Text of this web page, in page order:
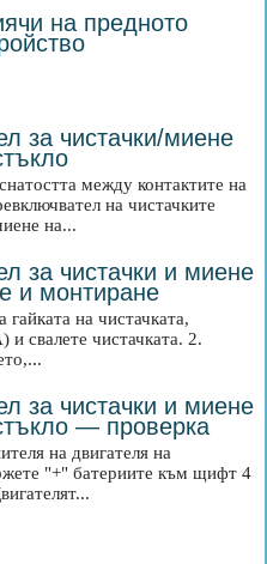
на предното
за чистачки/миене
между контактите на
на чистачките
на...
за чистачки и миене
и монтиране
гайката на чистачката,
и свалете чистачката. 2.
за чистачки и миене
— проверка
на двигателя на
"+" батериите към щифт 4